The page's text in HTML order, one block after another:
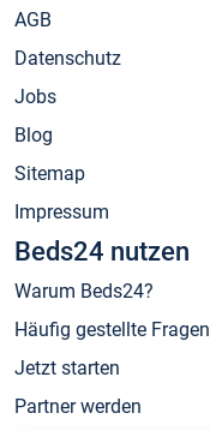
AGB
Datenschutz
Jobs
Blog
Sitemap
Impressum
Beds24 nutzen
Warum Beds24?
Häufig gestellte Fragen
Jetzt starten
Partner werden